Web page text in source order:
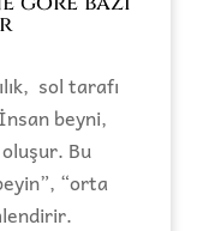
sol tarafı
beyni,
Bu
“orta